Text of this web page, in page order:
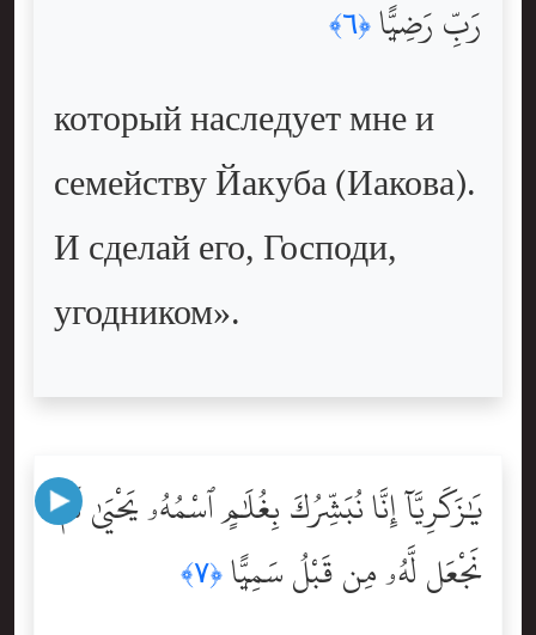
رَبِّ رَضِيًّۭا ﴿٦﴾
который наследует мне и
семейству Йакуба (Иакова).
И сделай его, Господи,
угодником».
يَٰزَكَرِيَّآ إِنَّا نُبَشِّرُكَ بِغُلَٰمٍ ٱسْمُهُۥ يَحْيَىٰ لَمْ
نَجْعَل لَّهُۥ مِن قَبْلُ سَمِيًّۭا ﴿٧﴾